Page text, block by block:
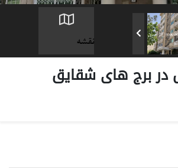
نقشه
در برج های شقایق